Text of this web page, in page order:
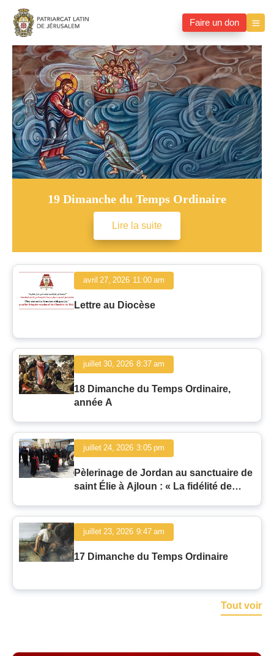
Faire un don
19 Dimanche du Temps Ordinaire
Lire la suite
avril 27, 2026 11:00 am
Lettre au Diocèse
juillet 30, 20268:37 am
18 Dimanche du Temps Ordinaire,
année A
juillet 24, 20263:05 pm
Pèlerinage de Jordan au sanctuaire de
saint Élie à Ajloun : « La fidélité de
juillet 23, 20269:47 am
17 Dimanche du Temps Ordinaire
Tout voir